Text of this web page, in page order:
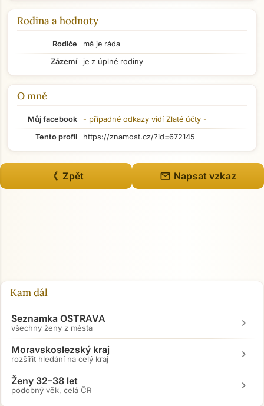
Rodina a hodnoty
Rodiče
má je ráda
Zázemí
je z úplné rodiny
O mně
Můj facebook - případné odkazy vidí Zlaté účty -
Tento profil
https://znamost.cz/?id=672145
《 Zpět mail Napsat vzkaz
Kam dál
Seznamka OSTRAVA
všechny ženy z města chevron_right
Moravskoslezský kraj
rozšířit hledání na celý kraj chevron_right
Ženy 32–38 let
podobný věk, celá ČR chevron_right